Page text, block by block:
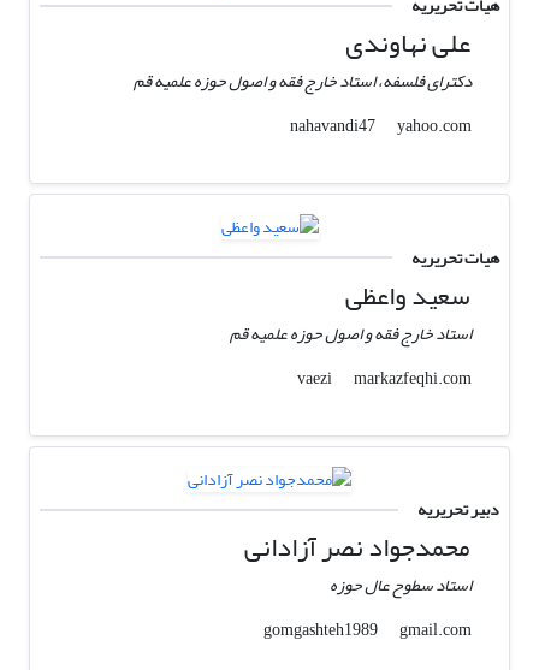
علی نهاوندی
دکترای فلسفه، استاد خارج فقه و اصول حوزه علمیه قم
nahavandi47
yahoo.com
هیات تحریریه
سعید واعظی
استاد خارج فقه و اصول حوزه علمیه قم
vaezi
markazfeqhi.com
دبیر تحریریه
محمدجواد نصر آزادانی
استاد سطوح عال حوزه
gomgashteh1989
gmail.com